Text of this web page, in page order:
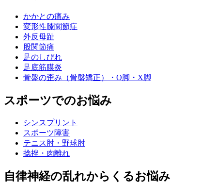
かかとの痛み
変形性膝関節症
外反母趾
股関節痛
足のしびれ
足底筋膜炎
骨盤の歪み（骨盤矯正）・O脚・X脚
スポーツでのお悩み
シンスプリント
スポーツ障害
テニス肘・野球肘
捻挫・肉離れ
自律神経の乱れからくるお悩み